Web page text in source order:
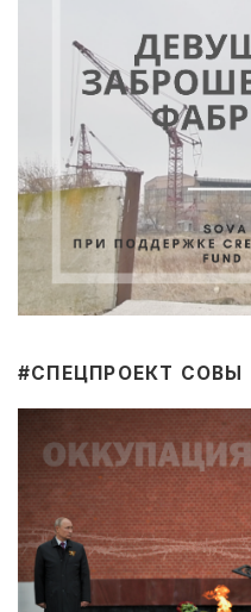
#CПЕЦПРОЕКТ СОВЫ